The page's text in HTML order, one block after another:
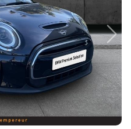
Next